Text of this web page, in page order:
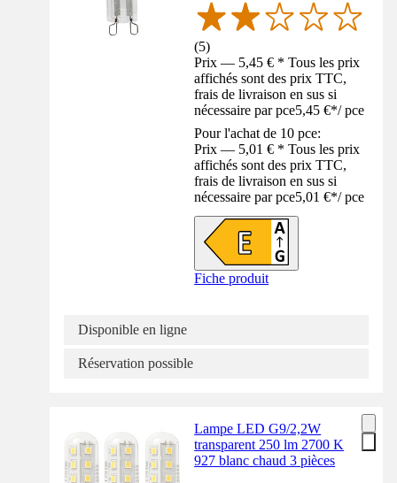
(5)
Prix — 5,45 € * Tous les prix
affichés sont des prix TTC,
frais de livraison en sus si
nécessaire par pce5,45 €*/ pce
Pour l'achat de 10 pce:
Prix — 5,01 € * Tous les prix
affichés sont des prix TTC,
frais de livraison en sus si
nécessaire par pce5,01 €*/ pce
Fiche produit
Disponible en ligne
Réservation possible
Lampe LED G9/2,2W
transparent 250 lm 2700 K
927 blanc chaud 3 pièces